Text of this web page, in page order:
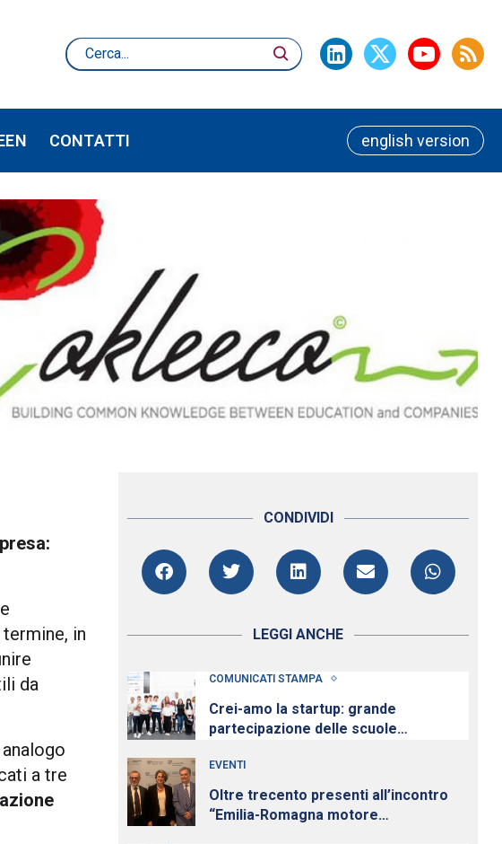
CONTATTI english version
in
da
a tre
CONDIVIDI
LEGGI ANCHE
COMUNICATI STAMPA
Crei-amo la startup: grande
partecipazione delle scuole
dei Giovani Imprenditori di
Confindustria Emilia-Romagna
EVENTI
Oltre trecento presenti all’incontro
“Emilia-Romagna motore